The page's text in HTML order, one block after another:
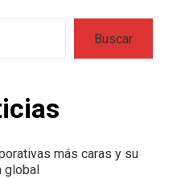
Buscar
más caras y su
global